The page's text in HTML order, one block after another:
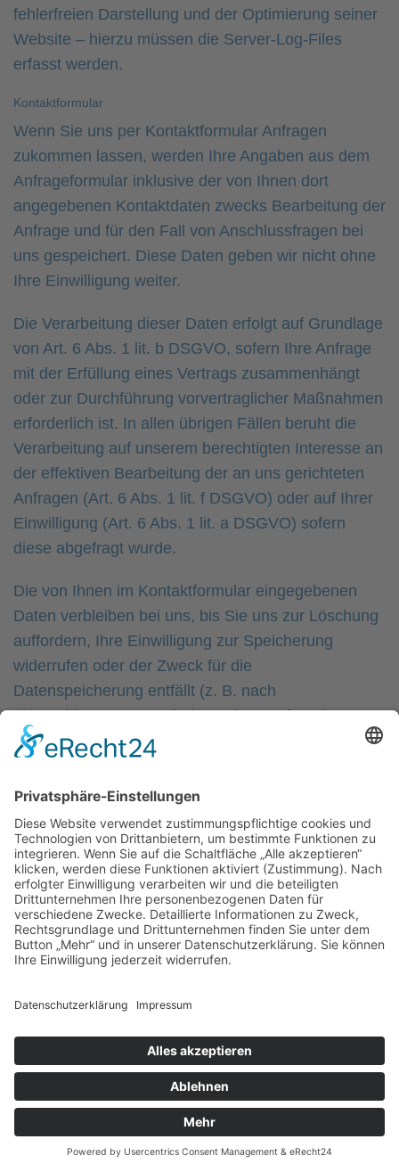
fehlerfreien Darstellung und der Optimierung seiner
Website – hierzu müssen die Server-Log-Files
erfasst werden.
Kontaktformular
Wenn Sie uns per Kontaktformular Anfragen
zukommen lassen, werden Ihre Angaben aus dem
Anfrageformular inklusive der von Ihnen dort
angegebenen Kontaktdaten zwecks Bearbeitung der
Anfrage und für den Fall von Anschlussfragen bei
uns gespeichert. Diese Daten geben wir nicht ohne
Ihre Einwilligung weiter.
Die Verarbeitung dieser Daten erfolgt auf Grundlage
von Art. 6 Abs. 1 lit. b DSGVO, sofern Ihre Anfrage
mit der Erfüllung eines Vertrags zusammenhängt
oder zur Durchführung vorvertraglicher Maßnahmen
erforderlich ist. In allen übrigen Fällen beruht die
Verarbeitung auf unserem berechtigten Interesse an
der effektiven Bearbeitung der an uns gerichteten
Anfragen (Art. 6 Abs. 1 lit. f DSGVO) oder auf Ihrer
Einwilligung (Art. 6 Abs. 1 lit. a DSGVO) sofern
diese abgefragt wurde.
Die von Ihnen im Kontaktformular eingegebenen
Daten verbleiben bei uns, bis Sie uns zur Löschung
auffordern, Ihre Einwilligung zur Speicherung
widerrufen oder der Zweck für die
Datenspeicherung entfällt (z. B. nach
abgeschlossener Bearbeitung Ihrer Anfrage).
Zwingende gesetzliche Bestimmungen –
unberührt.
Anfrage per E-Mail, Telefon oder Telefax
Wenn Sie uns per E-Mail, Telefon oder Telefax
kontaktieren, wird Ihre Anfrage inklusive aller daraus
hervorgehenden personenbezogenen Daten (Name,
Anfrage) zum Zwecke der Bearbeitung Ihres
Anliegens bei uns gespeichert und verarbeitet.
weiter.
Die Verarbeitung dieser Daten erfolgt auf Grundlage
von Art. 6 Abs. 1 lit. b DSGVO, sofern Ihre Anfrage
mit der Erfüllung eines Vertrags zusammenhängt
oder zur Durchführung vorvertraglicher Maßnahmen
erforderlich ist. In allen übrigen Fällen beruht die